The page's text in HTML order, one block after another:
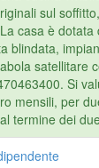
sul
casa è dotata
blindata,
satellitare
Si
mensili, per
termine dei